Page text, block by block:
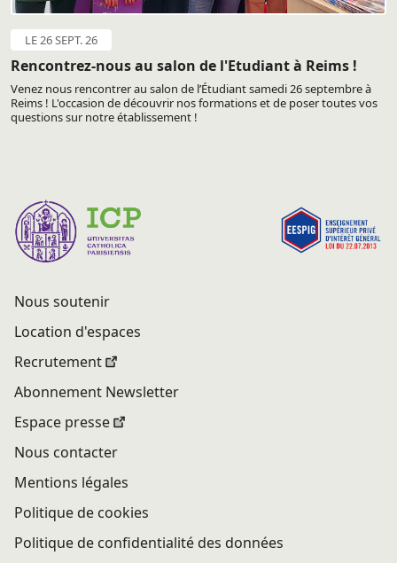
LE 26 SEPT. 26
Rencontrez-nous au salon de l'Etudiant à Reims !
Venez nous rencontrer au salon de l’Étudiant samedi 26 septembre à
Reims ! L'occasion de découvrir nos formations et de poser toutes vos
questions sur notre établissement !
Nous soutenir
Location d'espaces
Recrutement
Abonnement Newsletter
Espace presse
Nous contacter
Mentions légales
Politique de cookies
Politique de confidentialité des données